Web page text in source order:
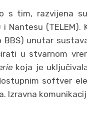
s tim, razvijena
i Nantesu
BBS) unutar
u stvarnom
koja je
softver
Izravna